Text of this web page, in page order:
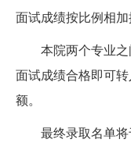
面试成绩按比例相加
本院两个专业
面试成绩合格即可
额。
最终录取名单